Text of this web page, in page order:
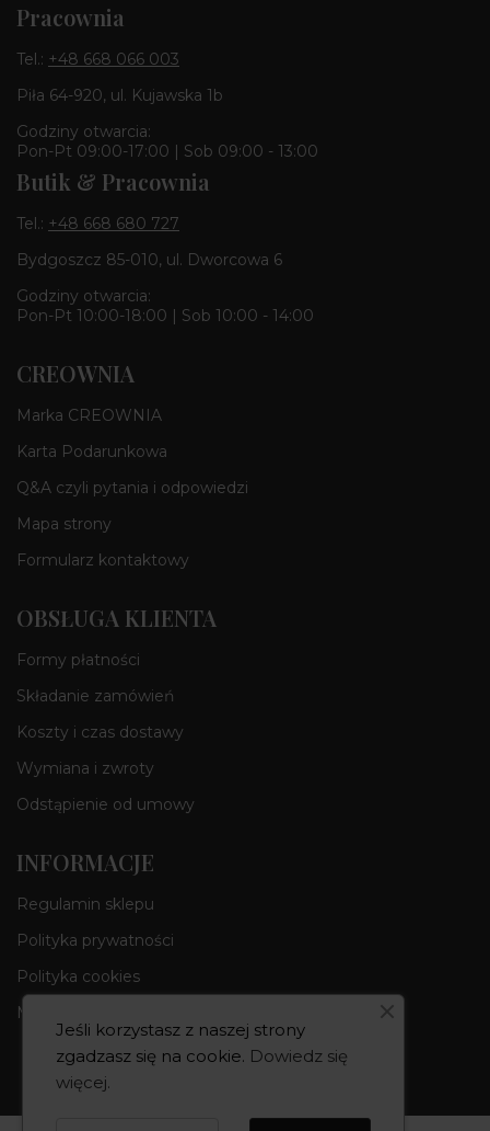
Pracownia
Tel.: +48 668 066 003
Piła 64-920, ul. Kujawska 1b
Godziny otwarcia:
Pon-Pt 09:00-17:00 | Sob 09:00 - 13:00
Butik & Pracownia
Tel.: +48 668 680 727
Bydgoszcz 85-010, ul. Dworcowa 6
Godziny otwarcia:
Pon-Pt 10:00-18:00 | Sob 10:00 - 14:00
CREOWNIA
Marka CREOWNIA
Karta Podarunkowa
Q&A czyli pytania i odpowiedzi
Mapa strony
Formularz kontaktowy
OBSŁUGA KLIENTA
Formy płatności
Składanie zamówień
Koszty i czas dostawy
Wymiana i zwroty
Odstąpienie od umowy
INFORMACJE
Regulamin sklepu
Polityka prywatności
Polityka cookies
Moje konto
Jeśli korzystasz z naszej strony
zgadzasz się na cookie. Dowiedz się
więcej.